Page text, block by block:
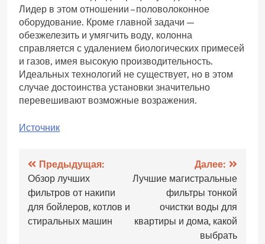
Лидер в этом отношении – половолоконное
оборудование. Кроме главной задачи —
обезжелезить и умягчить воду, колонна
справляется с удалением биологических примесей
и газов, имея высокую производительность.
Идеальных технологий не существует, но в этом
случае достоинства установки значительно
перевешивают возможные возражения.
Источник
Навигация
по
записям
Предыдущая:
Обзор лучших
фильтров от накипи
для бойлеров, котлов и
стиральных машин
Далее:
Лучшие магистральные
фильтры тонкой
очистки воды для
квартиры и дома, какой
выбрать